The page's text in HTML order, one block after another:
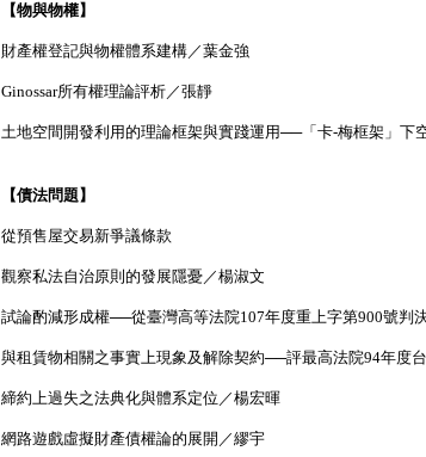
【物與物權】
財產權登記與物權體系建構／葉金強
Ginossar所有權理論評析／張靜
土地空間開發利用的理論框架與實踐運用──「卡-梅框架」下
【債法問題】
從預售屋交易新爭議條款
觀察私法自治原則的發展隱憂／楊淑文
試論酌減形成權──從臺灣高等法院107年度重上字第900號判
與租賃物相關之事實上現象及解除契約──評最高法院94年度
締約上過失之法典化與體系定位／楊宏暉
網路遊戲虛擬財產債權論的展開／繆宇